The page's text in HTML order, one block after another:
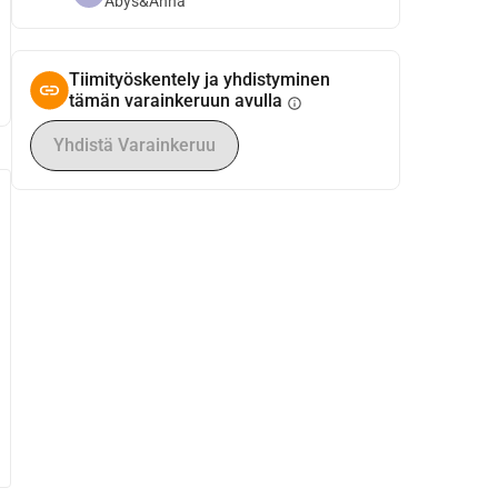
Tiimityöskentely ja yhdistyminen
tämän varainkeruun avulla info
Yhdistä Varainkeruu